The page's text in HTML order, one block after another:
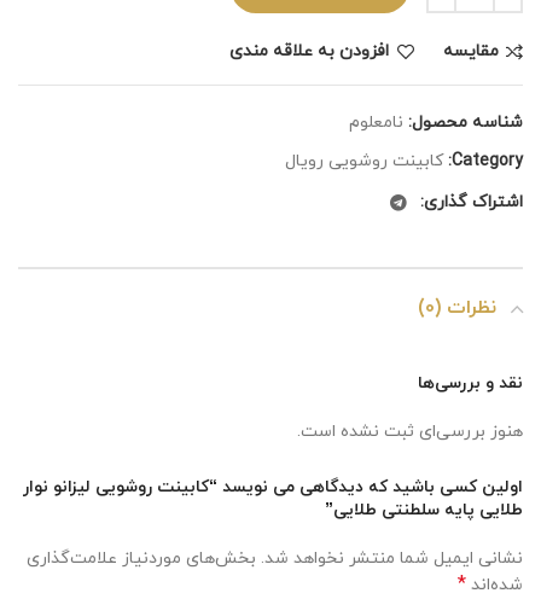
مقايسه افزودن به علاقه مندی
شناسه محصول: نامعلوم
Category: کابینت روشویی رویال
اشتراک گذاری:
نظرات (0)
نقد و بررسی‌ها
هنوز بررسی‌ای ثبت نشده است.
اولین کسی باشید که دیدگاهی می نویسد “کابینت روشویی لیزانو نوار
طلایی پایه سلطنتی طلایی”
نشانی ایمیل شما منتشر نخواهد شد. بخش‌های موردنیاز علامت‌گذاری
شده‌اند *